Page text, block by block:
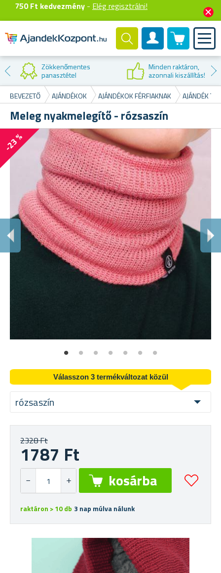
750 Ft kedvezmény - Elég regisztrálni!
Felhasználók fiók
0 termék
Zökkenőmentes
panasztétel
Minden raktáron,
azonnali kiszállítás!
BEVEZETŐ
AJÁNDÉKOK AJÁNDÉKOK FÉRFIAKNAK AJÁNDÉK
Meleg nyakmelegítő - rózsaszín
-23 %
Válasszon 3 termékváltozat közül
rózsaszín
2328 Ft
1787 Ft
raktáron > 10 db 3 nap múlva nálunk